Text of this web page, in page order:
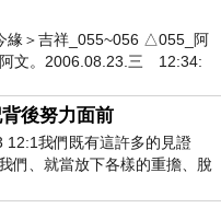
緣＞吉祥_055~056 △055_阿
文。2006.08.23.三 12:34:
後努力面前
12:1我們既有這許多的見證
們、就當放下各樣的重擔、脫
、存心忍耐、奔那擺